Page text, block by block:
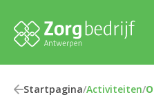
Startpagina/Activiteiten/